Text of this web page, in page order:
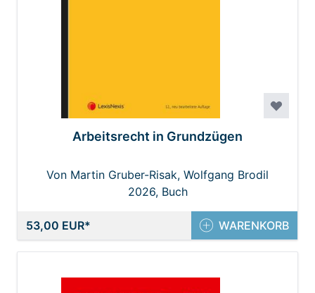
Arbeitsrecht in Grundzügen
Von Martin Gruber-Risak, Wolfgang Brodil
2026, Buch
53,00 EUR WARENKORB